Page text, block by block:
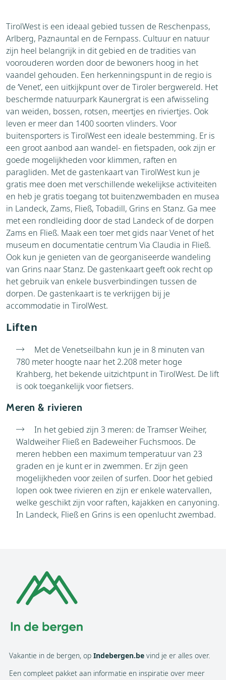
Brochure
Aanvraag
Thema's
TirolWest is een ideaal gebied tussen de Reschenpass,
Arlberg, Paznauntal en de Fernpass. Cultuur en natuur
zijn heel belangrijk in dit gebied en de tradities van
voorouderen worden door de bewoners hoog in het
vaandel gehouden. Een herkenningspunt in de regio is
de ‘Venet’, een uitkijkpunt over de Tiroler bergwereld. Het
beschermde natuurpark Kaunergrat is een afwisseling
van weiden, bossen, rotsen, meertjes en riviertjes. Ook
leven er meer dan 1400 soorten vlinders. Voor
buitensporters is TirolWest een ideale bestemming. Er is
een groot aanbod aan wandel- en fietspaden, ook zijn er
goede mogelijkheden voor klimmen, raften en
paragliden. Met de gastenkaart van TirolWest kun je
gratis mee doen met verschillende wekelijkse activiteiten
en heb je gratis toegang tot buitenzwembaden en musea
in Landeck, Zams, Fließ, Tobadill, Grins en Stanz. Ga mee
met een rondleiding door de stad Landeck of de dorpen
Zams en Fließ. Maak een toer met gids naar Venet of het
museum en documentatie centrum Via Claudia in Fließ.
Ook kun je genieten van de georganiseerde wandeling
van Grins naar Stanz. De gastenkaart geeft ook recht op
het gebruik van enkele busverbindingen tussen de
dorpen. De gastenkaart is te verkrijgen bij je
accommodatie in TirolWest.
Liften
Met de Venetseilbahn kun je in 8 minuten van
780 meter hoogte naar het 2.208 meter hoge
Krahberg, het bekende uitzichtpunt in TirolWest. De lift
is ook toegankelijk voor fietsers.
Meren & rivieren
In het gebied zijn 3 meren: de Tramser Weiher,
Waldweiher Fließ en Badeweiher Fuchsmoos. De
meren hebben een maximum temperatuur van 23
graden en je kunt er in zwemmen. Er zijn geen
mogelijkheden voor zeilen of surfen. Door het gebied
lopen ook twee rivieren en zijn er enkele watervallen,
welke geschikt zijn voor raften, kajakken en canyoning.
In Landeck, Fließ en Grins is een openlucht zwembad.
Vakantie in de bergen, op Indebergen.be vind je er alles over.
Een compleet pakket aan informatie en inspiratie over meer